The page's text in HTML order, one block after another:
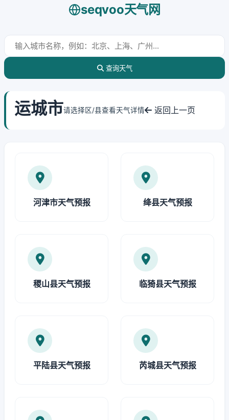
seqvoo天气网
查询天气
运城市请选择区/县查看天气详情 返回上一页
河津市天气预报 绛县天气预报
稷山县天气预报 临猗县天气预报
平陆县天气预报 芮城县天气预报